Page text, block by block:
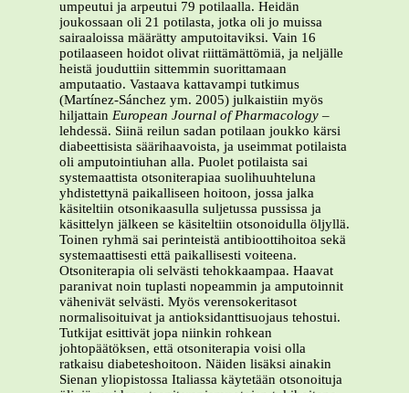
umpeutui ja arpeutui 79 potilaalla. Heidän
joukossaan oli 21 potilasta, jotka oli jo muissa
sairaaloissa määrätty amputoitaviksi. Vain 16
potilaaseen hoidot olivat riittämättömiä, ja neljälle
heistä jouduttiin sittemmin suorittamaan
amputaatio. Vastaava kattavampi tutkimus
(Martínez-Sánchez ym. 2005) julkaistiin myös
hiljattain European Journal of Pharmacology –
lehdessä. Siinä reilun sadan potilaan joukko kärsi
diabeettisista säärihaavoista, ja useimmat potilaista
oli amputointiuhan alla. Puolet potilaista sai
systemaattista otsoniterapiaa suolihuuhteluna
yhdistettynä paikalliseen hoitoon, jossa jalka
käsiteltiin otsonikaasulla suljetussa pussissa ja
käsittelyn jälkeen se käsiteltiin otsonoidulla öljyllä.
Toinen ryhmä sai perinteistä antibioottihoitoa sekä
systemaattisesti että paikallisesti voiteena.
Otsoniterapia oli selvästi tehokkaampaa. Haavat
paranivat noin tuplasti nopeammin ja amputoinnit
vähenivät selvästi. Myös verensokeritasot
normalisoituivat ja antioksidanttisuojaus tehostui.
Tutkijat esittivät jopa niinkin rohkean
johtopäätöksen, että otsoniterapia voisi olla
ratkaisu diabeteshoitoon. Näiden lisäksi ainakin
Sienan yliopistossa Italiassa käytetään otsonoituja